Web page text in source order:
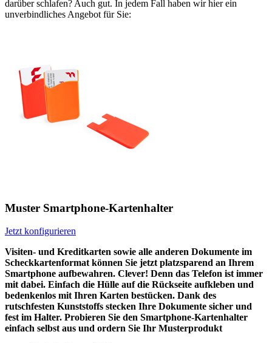
darüber schlafen? Auch gut. In jedem Fall haben wir hier ein
unverbindliches Angebot für Sie:
Muster Smartphone-Kartenhalter
Jetzt konfigurieren
Visiten- und Kreditkarten sowie alle anderen Dokumente im
Scheckkartenformat können Sie jetzt platzsparend an Ihrem
Smartphone aufbewahren. Clever! Denn das Telefon ist immer
mit dabei. Einfach die Hülle auf die Rückseite aufkleben und
bedenkenlos mit Ihren Karten bestücken. Dank des
rutschfesten Kunststoffs stecken Ihre Dokumente sicher und
fest im Halter. Probieren Sie den Smartphone-Kartenhalter
einfach selbst aus und ordern Sie Ihr Musterprodukt